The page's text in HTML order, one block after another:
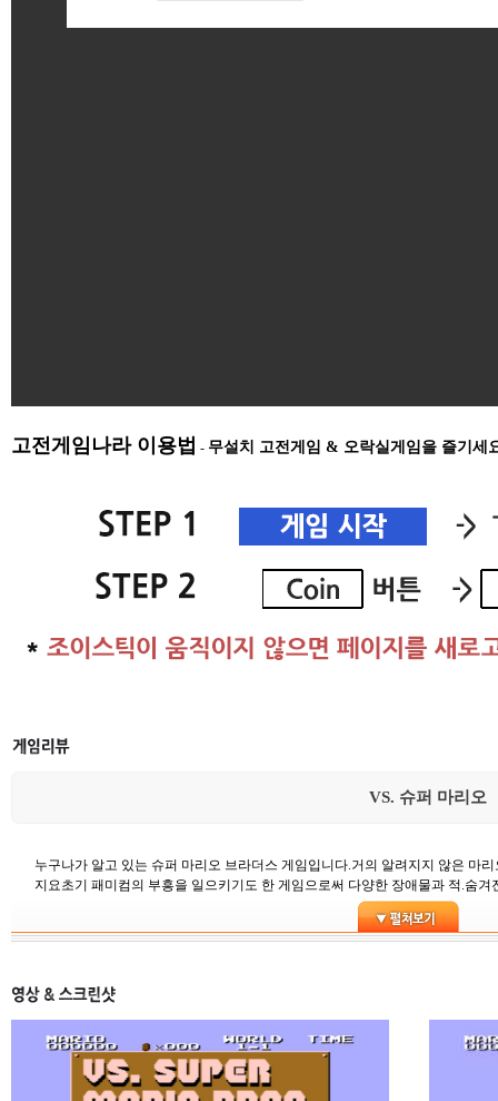
고전게임나라 이용법 - 무설치 고전게임 & 오락실게임을 즐기세
VS. 슈퍼 마리오
누구나가 알고 있는 슈퍼 마리오 브라더스 게임입니다.거의 알려지지 않은 마
지요초기 패미컴의 부흥을 일으키기도 한 게임으로써 다양한 장애물과 적.숨